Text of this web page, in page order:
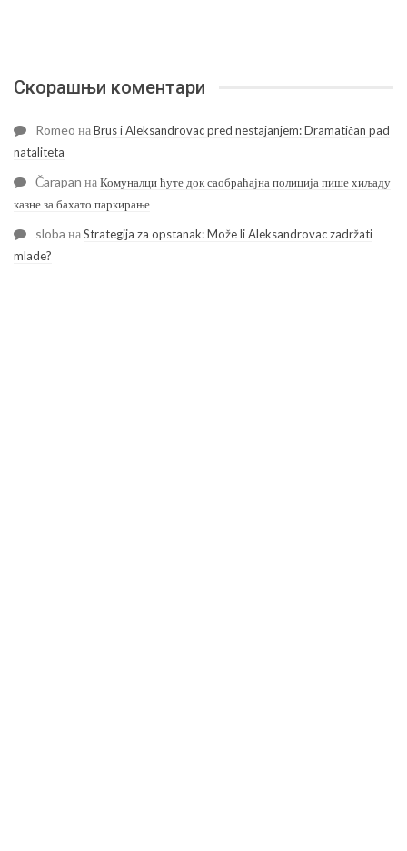
Скорашњи коментари
Romeo наBrus i Aleksandrovac pred nestajanjem: Dramatičan pad
nataliteta
Čarapan наКомуналци ћуте док саобраћајна полиција пише хиљаду
казне за бахато паркирање
sloba наStrategija za opstanak: Može li Aleksandrovac zadržati
mlade?